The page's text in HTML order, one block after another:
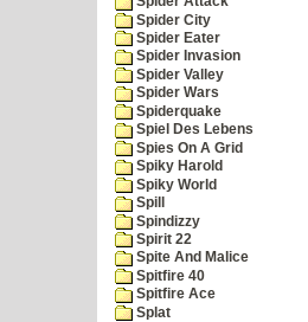
Spider City
Spider Eater
Spider Invasion
Spider Valley
Spider Wars
Spiderquake
Spiel Des Lebens
Spies On A Grid
Spiky Harold
Spiky World
Spill
Spindizzy
Spirit 22
Spite And Malice
Spitfire 40
Spitfire Ace
Splat